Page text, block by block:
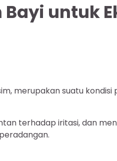
untuk
merupakan suatu kondisi
terhadap iritasi, dan